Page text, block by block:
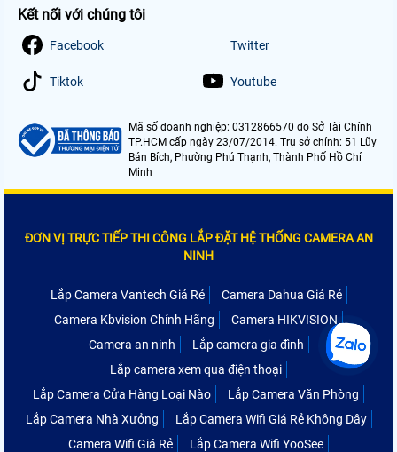
Kết nối với chúng tôi
Facebook Twitter
Tiktok Youtube
Mã số doanh nghiệp: 0312866570 do Sở Tài Chính
TP.HCM cấp ngày 23/07/2014. Trụ sở chính: 51 Lũy
Bán Bích, Phường Phú Thạnh, Thành Phố Hồ Chí
Minh
ĐƠN VỊ TRỰC TIẾP THI CÔNG LẮP ĐẶT HỆ THỐNG CAMERA AN
NINH
Lắp Camera Vantech Giá Rẻ
Camera Dahua Giá Rẻ
Camera Kbvision Chính Hãng
Camera HIKVISION
Camera an ninh
Lắp camera gia đình
Lắp camera xem qua điện thoại
Lắp Camera Cửa Hàng Loại Nào
Lắp Camera Văn Phòng
Lắp Camera Nhà Xưởng
Lắp Camera Wifi Giá Rẻ Không Dây
Camera Wifi Giá Rẻ
Lắp Camera Wifi YooSee